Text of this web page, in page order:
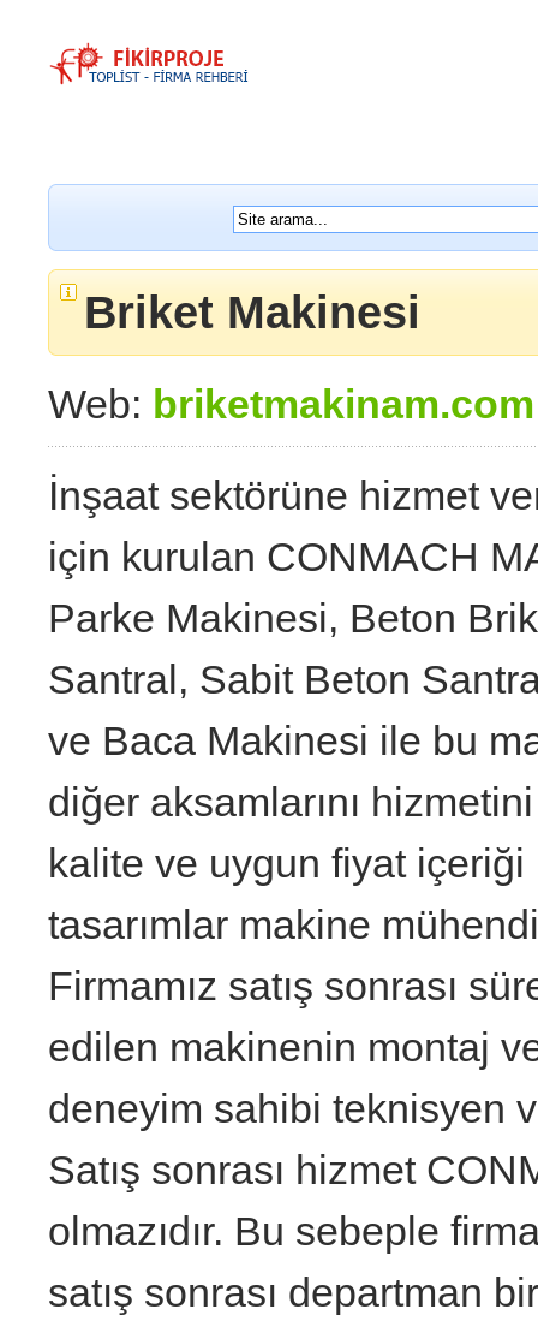
Briket Makinesi
Web: briketmakinam.com
İnşaat sektörüne hizmet
için kurulan CONMACH
Parke Makinesi, Beton
Santral, Sabit Beton
ve Baca Makinesi ile bu
diğer aksamlarını
kalite ve uygun fiyat
tasarımlar makine
Firmamız satış sonrası
edilen makinenin montaj
deneyim sahibi teknisyen
Satış sonrası hizmet
olmazıdır. Bu sebeple
satış sonrası departman